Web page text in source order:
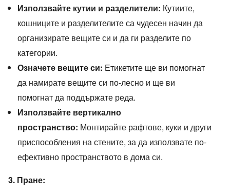
Използвайте кутии и разделители: Кутиите,
кошниците и разделителите са чудесен начин да
организирате вещите си и да ги разделите по
категории.
Означете вещите си: Етикетите ще ви помогнат
да намирате вещите си по-лесно и ще ви
помогнат да поддържате реда.
Използвайте вертикално
пространство: Монтирайте рафтове, куки и други
приспособления на стените, за да използвате по-
ефективно пространството в дома си.
3. Пране: